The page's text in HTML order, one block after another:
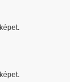
képet.
képet.